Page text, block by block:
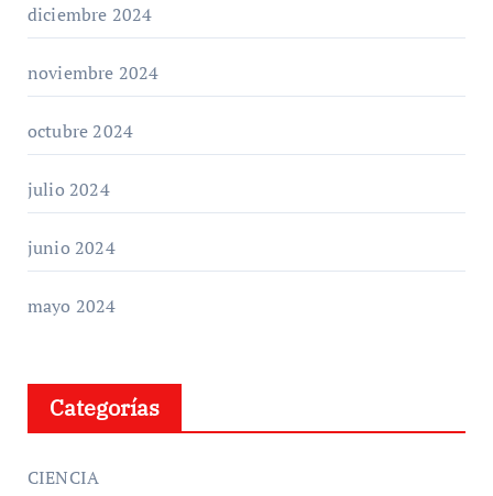
diciembre 2024
noviembre 2024
octubre 2024
julio 2024
junio 2024
mayo 2024
Categorías
CIENCIA